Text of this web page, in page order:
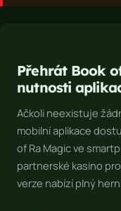
f
R
a
M
a
g
i
Přehrát Book
nutnosti
Ačkoli neexistuje
mobilní aplikace
of Ra Magicve
partnerské kasino
verze nabízí plný